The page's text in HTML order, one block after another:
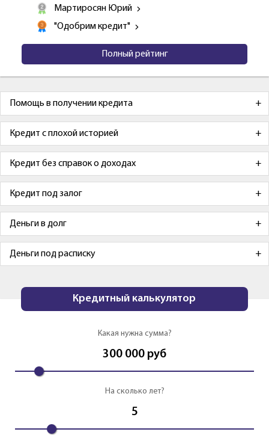
Мартиросян Юрий
"Одобрим кредит"
Полный рейтинг
Помощь в получении кредита
Кредит с плохой историей
Кредит без справок о доходах
Кредит под залог
Деньги в долг
Деньги под расписку
Кредитный калькулятор
Какая нужна сумма?
300 000 руб
На сколько лет?
5